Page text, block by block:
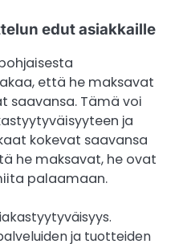
edut asiakkaille
että he maksavat
saavansa. Tämä voi
ja
kokevat saavansa
he maksavat, he ovat
palaamaan.
ja tuotteiden